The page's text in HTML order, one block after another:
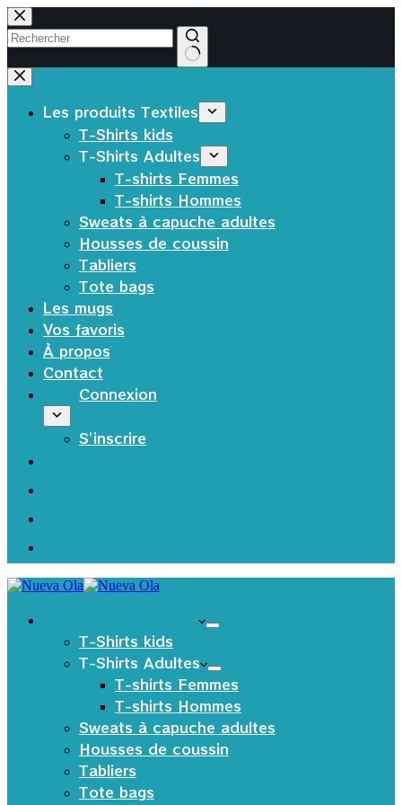
Passer
au
contenu
Aucun
résultat
Les produits Textiles
T-Shirts kids
T-Shirts Adultes
T-shirts Femmes
T-shirts Hommes
Sweats à capuche adultes
Housses de coussin
Tabliers
Tote bags
Les mugs
Vos favoris
À propos
Contact
Connexion
S’inscrire
T-Shirts kids
T-Shirts Adultes
T-shirts Femmes
T-shirts Hommes
Sweats à capuche adultes
Housses de coussin
Tabliers
Tote bags